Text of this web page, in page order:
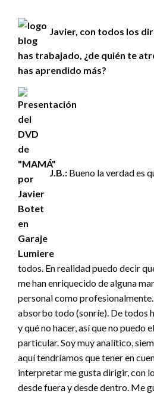
Javier, con todos los
has trabajado, ¿de quién te
has aprendido más?
J.B.: Bueno la verdad es
todos. En realidad puedo decir
me han enriquecido de alguna
personal como profesionalmente.
absorbo todo (sonríe). De todos
y qué no hacer, así que no puedo
particular. Soy muy analítico,
aquí tendríamos que tener en
interpretar me gusta dirigir, con
desde fuera y desde dentro. Me